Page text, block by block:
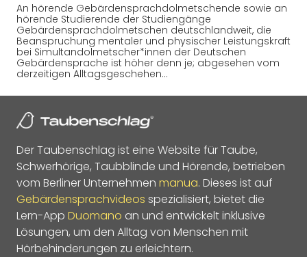
An hörende Gebärdensprachdolmetschende sowie an
hörende Studierende der Studiengänge
Gebärdensprachdolmetschen deutschlandweit, die
Beanspruchung mentaler und physischer Leistungskraft
bei Simultandolmetscher*innen der Deutschen
Gebärdensprache ist höher denn je; abgesehen vom
derzeitigen Alltagsgeschehen…
Der Taubenschlag ist eine Website für Taube,
Schwerhörige, Taubblinde und Hörende, betrieben
vom Berliner Unternehmen manua. Dieses ist auf
Gebärdensprachvideos spezialisiert, bietet die
Lern-App Duomano an und entwickelt inklusive
Lösungen, um den Alltag von Menschen mit
Hörbehinderungen zu erleichtern.